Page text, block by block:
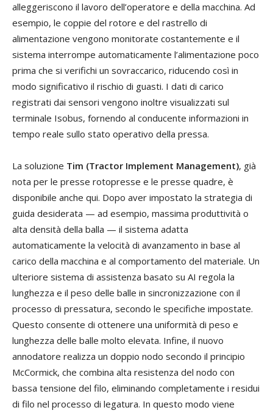
alleggeriscono il lavoro dell’operatore e della macchina. Ad
esempio, le coppie del rotore e del rastrello di
alimentazione vengono monitorate costantemente e il
sistema interrompe automaticamente l’alimentazione poco
prima che si verifichi un sovraccarico, riducendo così in
modo significativo il rischio di guasti. I dati di carico
registrati dai sensori vengono inoltre visualizzati sul
terminale Isobus, fornendo al conducente informazioni in
tempo reale sullo stato operativo della pressa.
La soluzione Tim (Tractor Implement Management), già
nota per le presse rotopresse e le presse quadre, è
disponibile anche qui. Dopo aver impostato la strategia di
guida desiderata — ad esempio, massima produttività o
alta densità della balla — il sistema adatta
automaticamente la velocità di avanzamento in base al
carico della macchina e al comportamento del materiale. Un
ulteriore sistema di assistenza basato su AI regola la
lunghezza e il peso delle balle in sincronizzazione con il
processo di pressatura, secondo le specifiche impostate.
Questo consente di ottenere una uniformità di peso e
lunghezza delle balle molto elevata. Infine, il nuovo
annodatore realizza un doppio nodo secondo il principio
McCormick, che combina alta resistenza del nodo con
bassa tensione del filo, eliminando completamente i residui
di filo nel processo di legatura. In questo modo viene